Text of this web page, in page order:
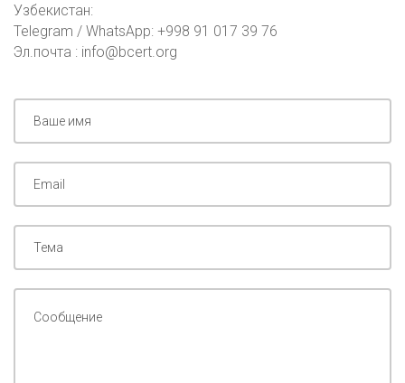
Узбекистан:
Telegram / WhatsApp: +998 91 017 39 76
Эл.почта : info@bcert.org